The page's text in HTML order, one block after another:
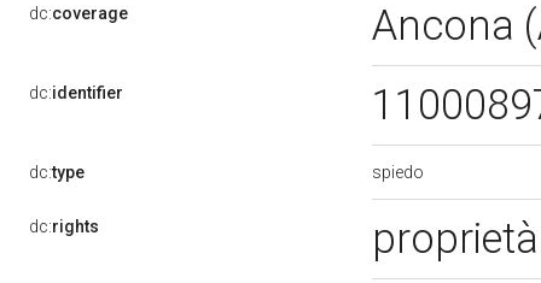
dc:coverage Ancona
dc:identifier
dc:type spiedo
dc:rights